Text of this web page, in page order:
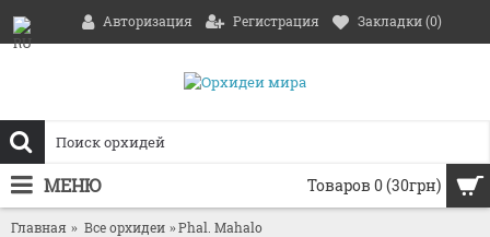
Авторизация Регистрация Закладки (0)
Товаров 0 (30грн)
МЕНЮ
Главная Все орхидеи Phal. Mahalo